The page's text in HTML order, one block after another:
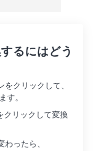
るにはどう
をクリックして、
す。
クリックして変換
ったら、